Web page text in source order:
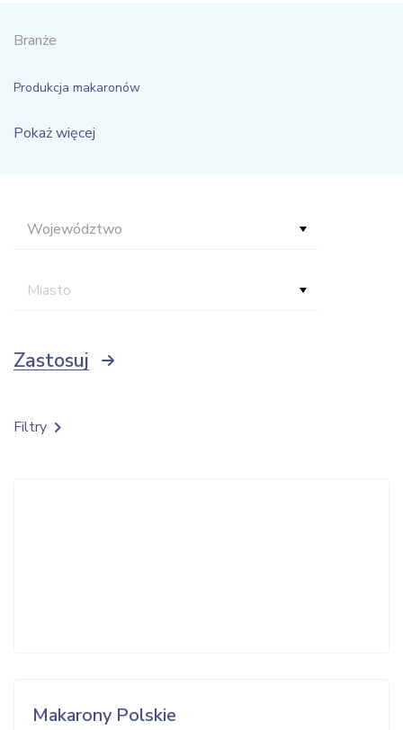
Branże
Produkcja makaronów
Pokaż więcej
Województwo
Miasto
Zastosuj
Makarony Polskie
Filtry